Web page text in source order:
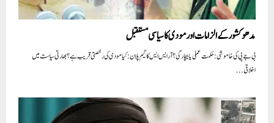
مدھو کشور کے الزامات اور مودی کا سیاسی مستقبل
بی جے پی کی خاموشی: حکمت عملی یا بیچارگی؟ آر ایس ایس کا گیم پلان: کیا مودی کی رخصتی قریب ہے؟ بھارتی سیاست میں
اخلاقی...